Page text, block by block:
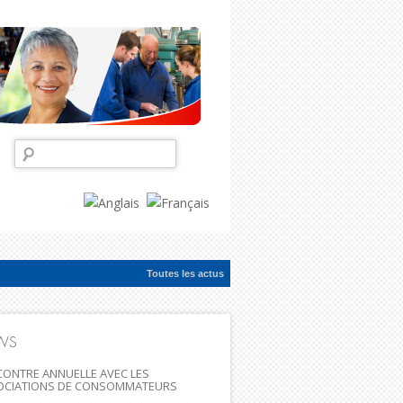
Rechercher :
Toutes les actus
ANNUELLE AVEC LES
DE CONSOMMATEURS